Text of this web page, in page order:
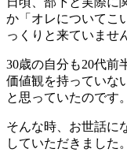
か「オレについてこ
っくりと来ていませ
30歳の自分も20代前
価値観を持っていな
と思っていたのです。
そんな時、お世話に
していただきました。